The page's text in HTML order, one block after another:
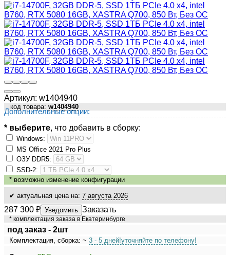
Артикул: w1404940
код товара: w1404940
Дополнительные опции:
* выберите, что добавить в сборку:
Windows:
MS Оffiсе 2021 Рrо Рlus
ОЗУ DDR5:
SSD-2:
* возможно изменение конфигурации
✔ актуальная цена на: 7 августа 2026
287 300 ₽ Уведомить Заказать
* комплектация заказа в Екатеринбурге
под заказ - 2шт
Комплектация, сборка: ~ 3 - 5 дней!уточняйте по телефону!